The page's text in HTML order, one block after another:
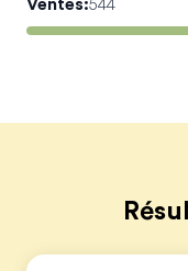
Ventes:544